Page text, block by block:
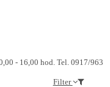
- 16,00 hod. Tel. 0917/963
Filter